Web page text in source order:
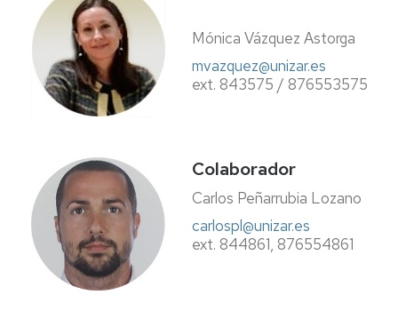
Mónica Vázquez Astorga
mvazquez@unizar.es
ext. 843575 / 876553575
Colaborador
Carlos Peñarrubia Lozano
carlospl@unizar.es
ext. 844861, 876554861